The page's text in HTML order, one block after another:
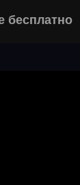
бесплатно